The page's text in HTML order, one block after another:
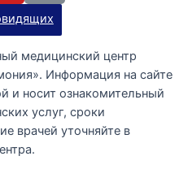
медицинский центр
Информация на сайте
и носит ознакомительный
услуг, сроки
врачей уточняйте в